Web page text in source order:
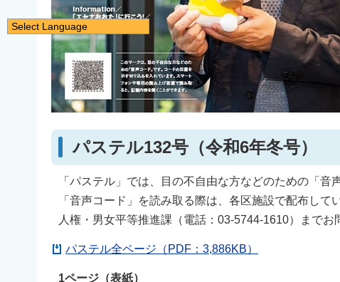
パステル132号（令和6年冬号）
「パステル」では、目の不自由な方などのための「音
「音声コード」を読み取る際は、各区施設で配布して
人権・男女平等推進課（電話：03-5744-1610）までお
パステル全ページ（PDF：3,886KB）
1ページ（表紙）
Select Language
繁體中文